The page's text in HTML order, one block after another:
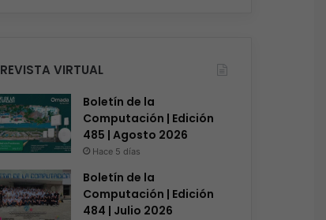
REVISTA VIRTUAL
Boletín de la
Computación | Edición
485 | Agosto 2026
Hace 5 días
Boletín de la
Computación | Edición
484 | Julio 2026